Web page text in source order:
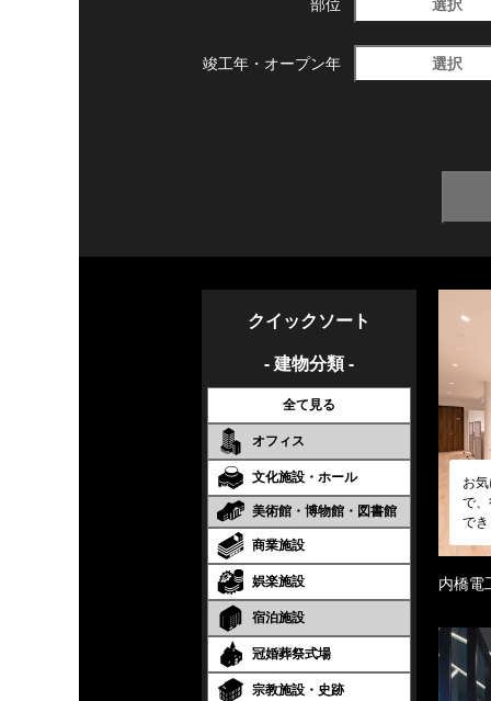
竣工年・ オープン年 選択
クイックソート
- 建物分類 -
全て見る
オフィス
文化施設・ホール
美術館・博物館・図書館
商業施設
娯楽施設
宿泊施設
冠婚葬祭式場
宗教施設・史跡
お
で
で
内橋電